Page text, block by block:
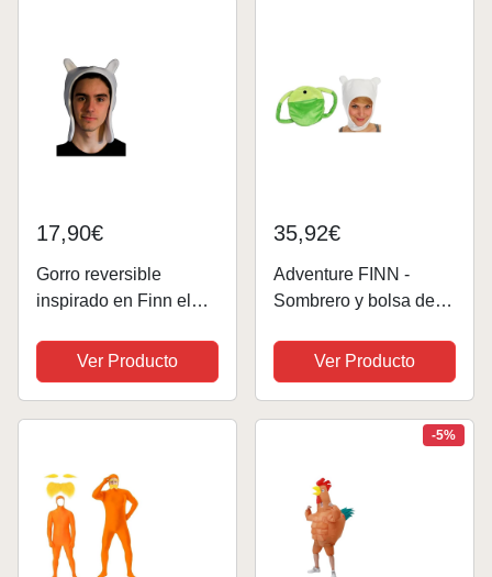
17,90€
Gorro reversible
inspirado en Finn el
Ver Producto
35,92€
Adventure FINN -
Sombrero y bolsa de
gorra blanca para
disfraz de Halloween,
NWT (L)
Ver Producto
-5%